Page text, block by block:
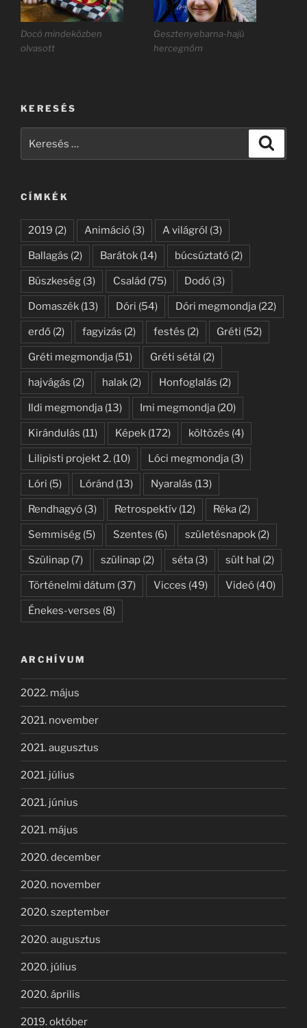
Docó mindeközben
olvasott
Gesztenyebarna-hajú
hercegnőm
KERESÉS
CÍMKÉK
2019 (2) Animáció (3) A világról (3)
Ballagás (2) Barátok (14) búcsúztató (2)
Büszkeség (3) Család (75) Dodó (3)
Domaszék (13) Dóri (54) Dóri megmondja (22)
erdő (2) fagyizás (2) festés (2) Gréti (52)
Gréti megmondja (51) Gréti sétál (2)
hajvágás (2) halak (2) Honfoglalás (2)
Ildi megmondja (13) Imi megmondja (20)
Kirándulás (11) Képek (172) költözés (4)
Lilipisti projekt 2. (10) Lóci megmondja (3)
Lóri (5) Lóránd (13) Nyaralás (13)
Rendhagyó (3) Retrospektív (12) Réka (2)
Semmiség (5) Szentes (6) születésnapok (2)
Szülinap (7) szülinap (2) séta (3) sült hal (2)
Történelmi dátum (37) Vicces (49) Videó (40)
Énekes-verses (8)
ARCHÍVUM
2022. május
2021. november
2021. augusztus
2021. július
2021. június
2021. május
2020. december
2020. november
2020. szeptember
2020. augusztus
2020. július
2020. április
2019. október